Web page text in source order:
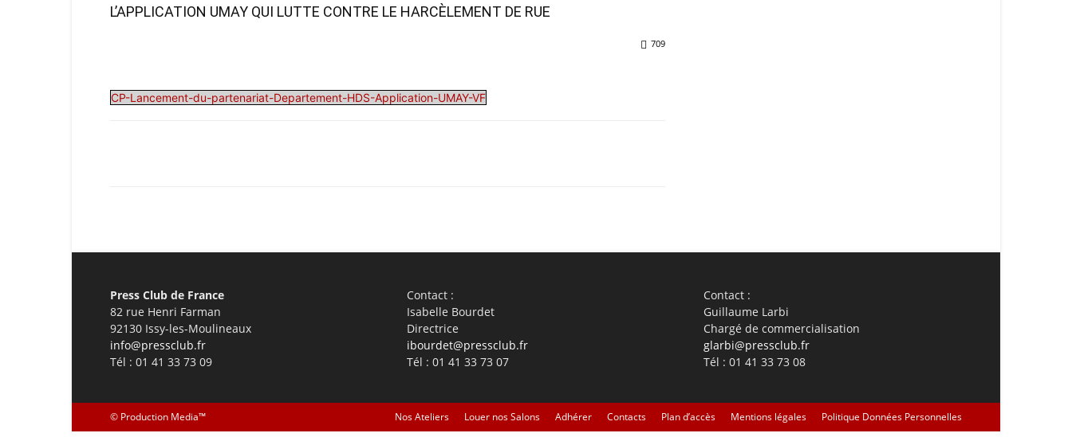
L’APPLICATION UMAY QUI LUTTE CONTRE LE HARCÈLEMENT DE RUE
709
CP-Lancement-du-partenariat-Departement-HDS-Application-UMAY-VF
Press Club de France
82 rue Henri Farman
92130 Issy-les-Moulineaux
info@pressclub.fr
Tél : 01 41 33 73 09
Contact :
Isabelle Bourdet
Directrice
ibourdet@pressclub.fr
Tél : 01 41 33 73 07
Contact :
Guillaume Larbi
Chargé de commercialisation
glarbi@pressclub.fr
Tél : 01 41 33 73 08
Nos Ateliers Louer nos Salons Adhérer Contacts Plan d’accès Mentions légales Politique Données Personnelles
© Production Media™